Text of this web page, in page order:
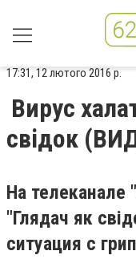
17:31, 12 лютого 2016 р.
Вирус
свідок
На телеканале
"Глядач як
ситуация с